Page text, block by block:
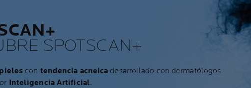
SPOTSCAN+
pieles con tendencia acneica desarrollado con dermatólogos
Inteligencia Artificial.